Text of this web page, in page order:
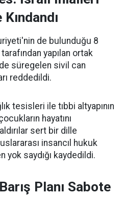
de bulunduğu 8
yapılan ortak
süregelen sivil can
reddedildi.
tesisleri ile tıbbi altyapının
hayatını
sert bir dille
insancıl hukuk
saydığı kaydedildi.
Planı Sabote